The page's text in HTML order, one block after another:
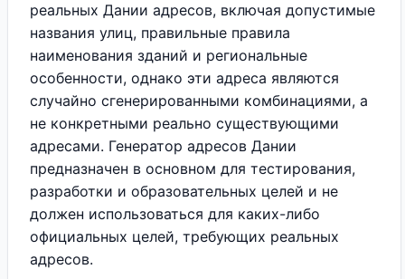
реальных Дании адресов, включая допустимые
названия улиц, правильные правила
наименования зданий и региональные
особенности, однако эти адреса являются
случайно сгенерированными комбинациями, а
не конкретными реально существующими
адресами. Генератор адресов Дании
предназначен в основном для тестирования,
разработки и образовательных целей и не
должен использоваться для каких-либо
официальных целей, требующих реальных
адресов.